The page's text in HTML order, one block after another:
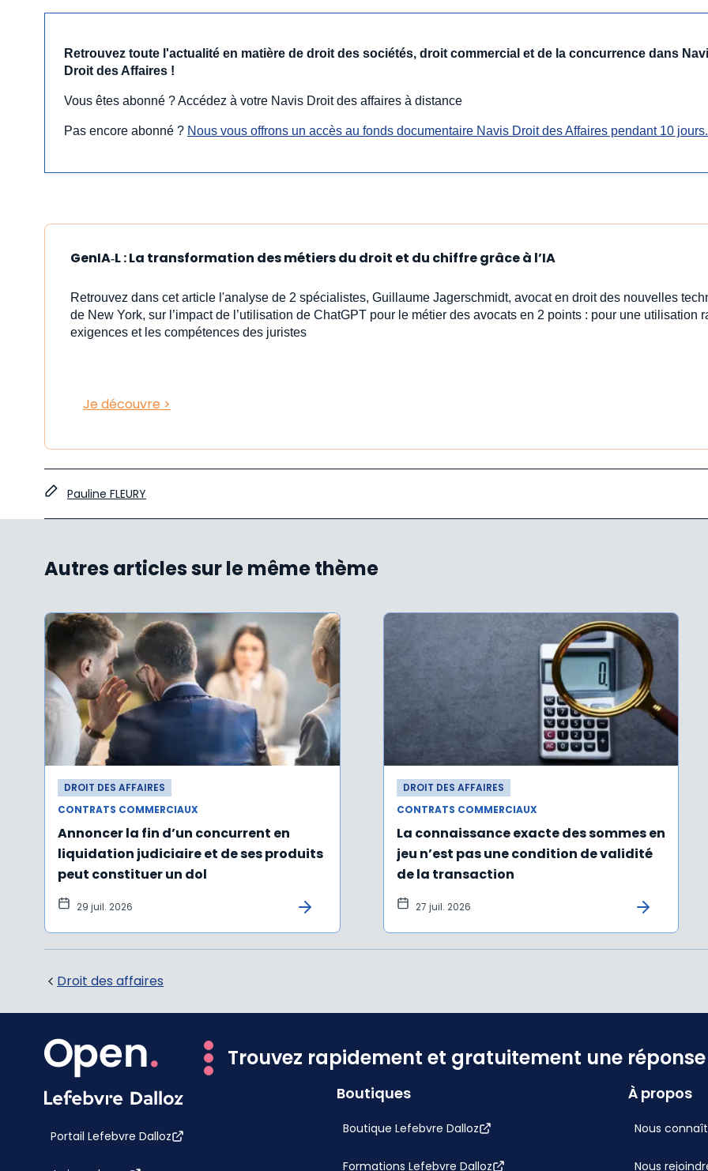
Retrouvez toute l'actualité en matière de droit des sociétés, droit commercial et de la concurrence dans
Droit des Affaires !
Vous êtes abonné ? Accédez à votre Navis Droit des affaires à distance
Pas encore abonné ? Nous vous offrons un accès au fonds documentaire Navis Droit des Affaires pendant 10 jours.
GenIA‑L : La transformation des métiers du droit et du chiffre grâce à l’IA
Retrouvez dans cet article l'analyse de 2 spécialistes, Guillaume Jagerschmidt, avocat en droit des nouvelles
de New York, sur l’impact de l’utilisation de ChatGPT pour le métier des avocats en 2 points : pour une utilisation
exigences et les compétences des juristes
Je découvre >
Pauline FLEURY
Autres articles sur le même thème
DROIT DES AFFAIRES
CONTRATS COMMERCIAUX
Annoncer la fin d’un concurrent en
liquidation judiciaire et de ses produits
peut constituer un dol
29 juil. 2026
DROIT DES AFFAIRES
CONTRATS COMMERCIAUX
La connaissance exacte des sommes en
jeu n’est pas une condition de validité
de la transaction
27 juil. 2026
Droit des affaires
Trouvez rapidement et gratuitement une
Portail Lefebvre Dalloz
Boutiques
Boutique Lefebvre Dalloz
Formations Lefebvre Dalloz
À propos
Nous
Nous